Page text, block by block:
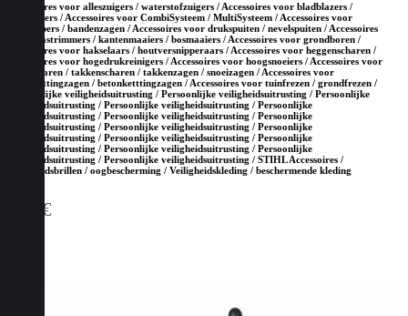
Accessoires voor alleszuigers / waterstofzuigers / Accessoires voor bladblazers /
bladzuigers / Accessoires voor CombiSysteem / MultiSysteem / Accessoires voor
doorslijpers / bandenzagen / Accessoires voor drukspuiten / nevelspuiten / Accessoires
voor grastrimmers / kantenmaaiers / bosmaaiers / Accessoires voor grondboren /
Accessoires voor hakselaars / houtversnipperaars / Accessoires voor heggenscharen /
Accessoires voor hogedrukreinigers / Accessoires voor hoogsnoeiers / Accessoires voor
snoeischaren / takkenscharen / takkenzagen / snoeizagen / Accessoires voor
steenketttingzagen / betonketttingzagen / Accessoires voor tuinfrezen / grondfrezen /
Persoonlijke veiligheidsuitrusting / Persoonlijke veiligheidsuitrusting / Persoonlijke
veiligheidsuitrusting / Persoonlijke veiligheidsuitrusting / Persoonlijke
veiligheidsuitrusting / Persoonlijke veiligheidsuitrusting / Persoonlijke
veiligheidsuitrusting / Persoonlijke veiligheidsuitrusting / Persoonlijke
veiligheidsuitrusting / Persoonlijke veiligheidsuitrusting / Persoonlijke
veiligheidsuitrusting / Persoonlijke veiligheidsuitrusting / Persoonlijke
veiligheidsuitrusting / Persoonlijke veiligheidsuitrusting / STIHL Accessoires /
Veiligheidsbrillen / oogbescherming / Veiligheidskleding / beschermende kleding
€